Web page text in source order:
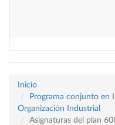
Inicio
Programa conjunto en
Organización Industrial
Asignaturas del plan